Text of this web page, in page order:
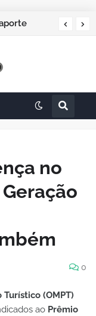
no
0
(OMPT)
ao Prêmio